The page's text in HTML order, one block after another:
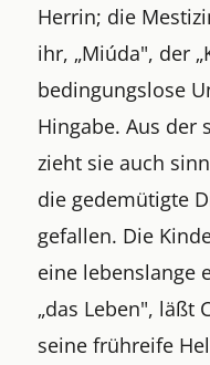
Herrin; die
ihr, „Miúda", der
bedingungslose
Hingabe. Aus der
zieht sie auch
die gedemütigte
gefallen. Die
eine lebenslange
„das Leben", läßt
seine frühreife